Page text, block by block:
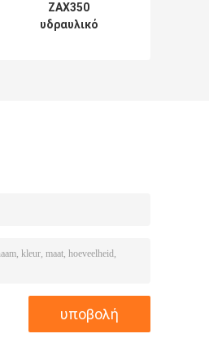
ZAX350
υδραυλικό